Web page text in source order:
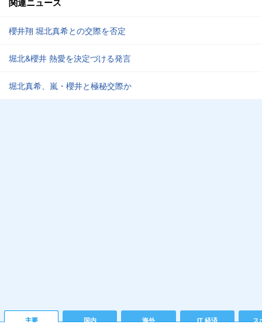
櫻井翔 堀北真希との交際を否定
堀北&櫻井 熱愛を決定づける発言
堀北真希、嵐・櫻井と極秘交際か
主要 国内 海外 IT 経済 ス